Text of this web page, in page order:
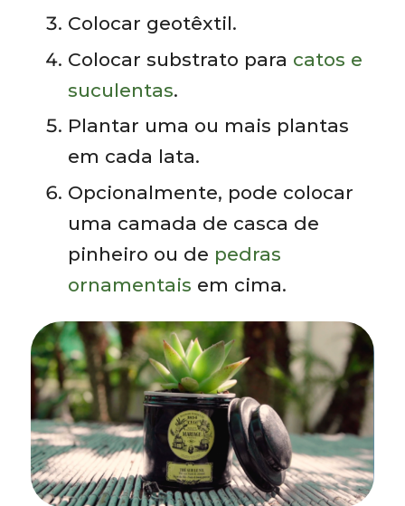
Colocar geotêxtil.
Colocar substrato para catos e
suculentas.
Plantar uma ou mais plantas
em cada lata.
Opcionalmente, pode colocar
uma camada de casca de
pinheiro ou de pedras
ornamentais em cima.